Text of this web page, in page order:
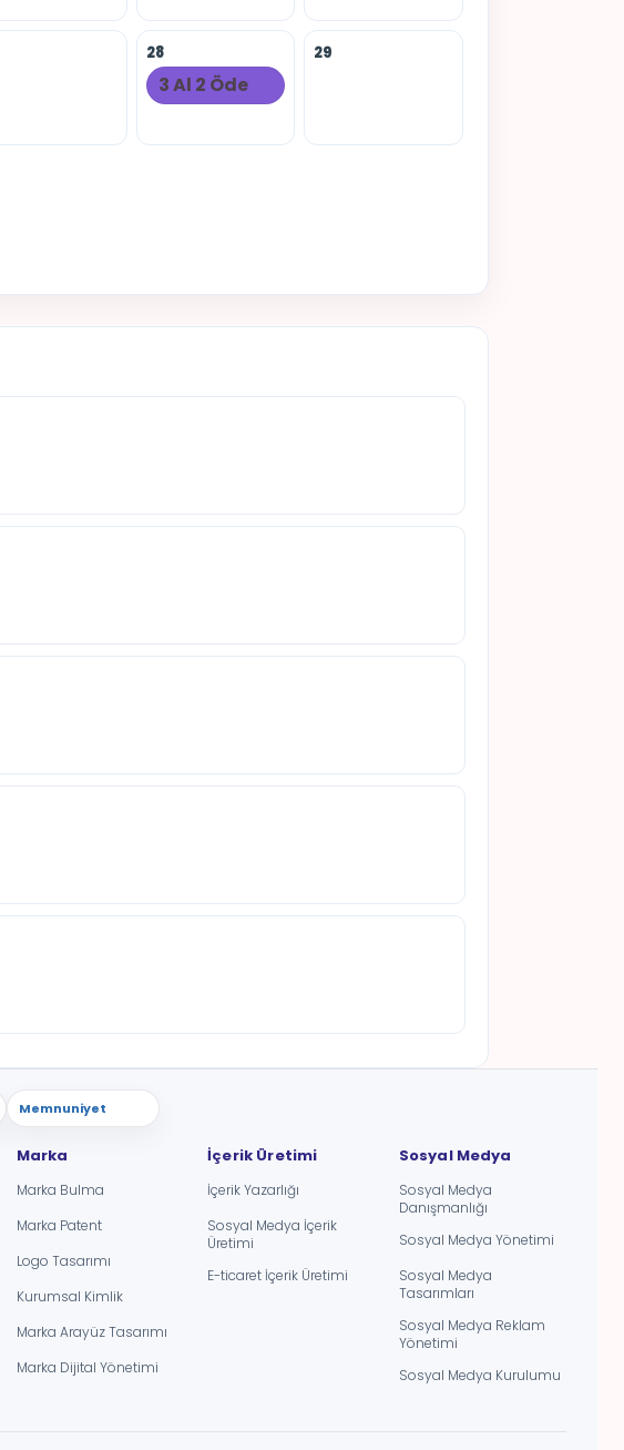
28
3 Al 2 Öde
29
Memnuniyet
Marka
Marka Bulma
Marka Patent
Logo Tasarımı
Kurumsal Kimlik
Marka Arayüz Tasarımı
Marka Dijital Yönetimi
İçerik Üretimi
İçerik Yazarlığı
Sosyal Medya İçerik
Üretimi
E-ticaret İçerik Üretimi
Sosyal Medya
Sosyal Medya
Danışmanlığı
Sosyal Medya Yönetimi
Sosyal Medya
Tasarımları
Sosyal Medya Reklam
Yönetimi
Sosyal Medya Kurulumu